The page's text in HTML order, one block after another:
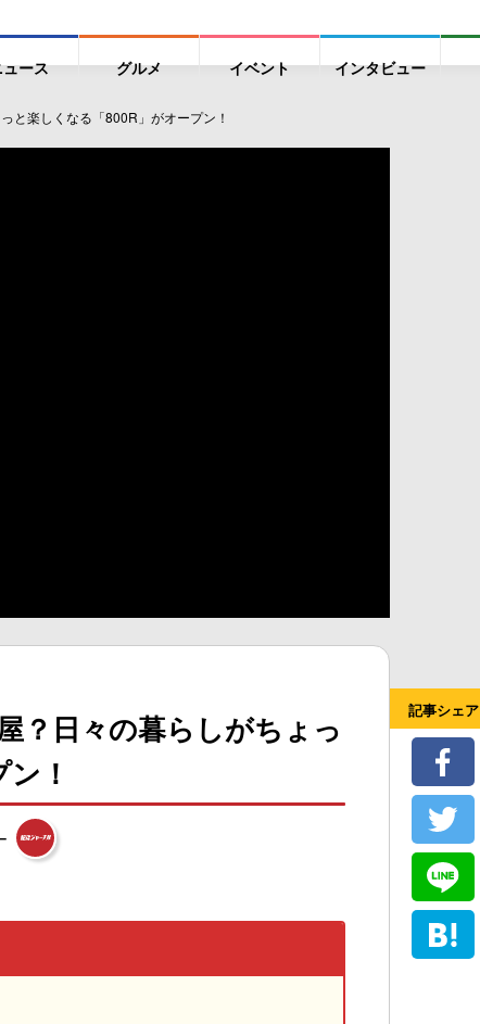
ース グルメ イベント インタビュー
と楽しくなる「800R」がオープン！
？日々の暮らしがちょっ
！
記事シェア